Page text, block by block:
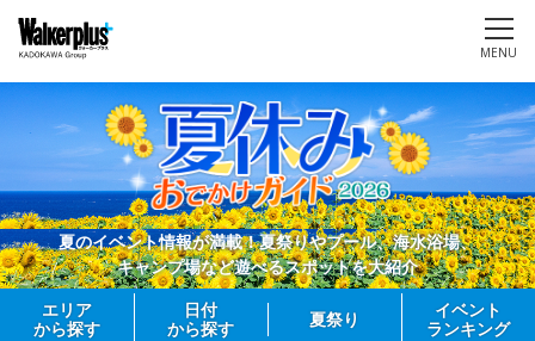
MENU
夏のイベント情報が満載！夏祭りやプール、海水浴場、
キャンプ場など遊べるスポットを大紹介
エリア
から探す
日付
から探す
夏祭り
イベント
ランキング